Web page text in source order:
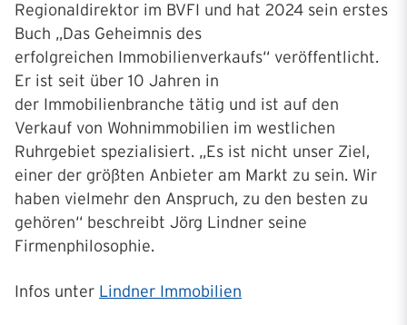
Regionaldirektor im BVFI und hat 2024 sein erstes
Buch „Das Geheimnis des
erfolgreichen Immobilienverkaufs“ veröffentlicht.
Er ist seit über 10 Jahren in
der Immobilienbranche tätig und ist auf den
Verkauf von Wohnimmobilien im westlichen
Ruhrgebiet spezialisiert. „Es ist nicht unser Ziel,
einer der größten Anbieter am Markt zu sein. Wir
haben vielmehr den Anspruch, zu den besten zu
gehören“ beschreibt Jörg Lindner seine
Firmenphilosophie.
Infos unter Lindner Immobilien